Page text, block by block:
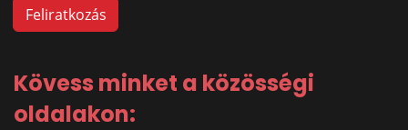
Kövess minket a közösségi
oldalakon: